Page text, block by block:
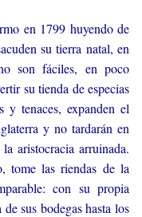
en 1799 huyendo de
su tierra natal, en
son fáciles, en poco
su tienda de especias
tenaces, expanden el
y no tardarán en
aristocracia arruinada.
tome las riendas de la
con su propia
sus bodegas hasta los